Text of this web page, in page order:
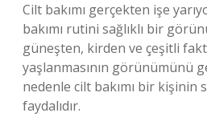
Cilt bakımı gerçekten işe
bakımı rutini sağlıklı bir
güneşten, kirden ve çeşitli
yaşlanmasının görünümünü
nedenle cilt bakımı bir kişinin
faydalıdır.